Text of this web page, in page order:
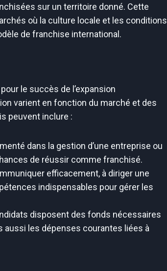
sur un territoire donné. Cette
où la culture locale et les conditions
de franchise international.
le succès de l’expansion
varient en fonction du marché et des
peuvent inclure :
dans la gestion d’une entreprise ou
de réussir comme franchisé.
efficacement, à diriger une
indispensables pour gérer les
disposent des fonds nécessaires
aussi les dépenses courantes liées à